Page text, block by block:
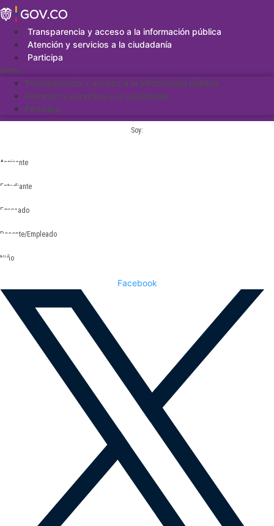
Saltar
al
contenidoTransparencia y acceso a la información pública
Atención y servicios a la ciudadanía
Participa
Menu
Transparencia y acceso a la información pública
Atención y servicios a la ciudadanía
Participa
Soy:
Aspirante
Estudiante
Egresado
Docente/Empleado
Niño
Facebook